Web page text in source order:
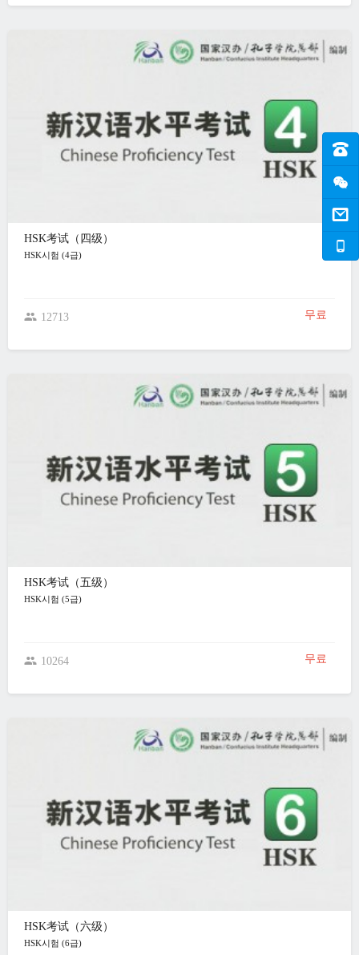
HSK考试（四级）
HSK시험 (4급)
12713 무료
HSK考试（五级）
HSK시험 (5급)
10264 무료
HSK考试（六级）
HSK시험 (6급)